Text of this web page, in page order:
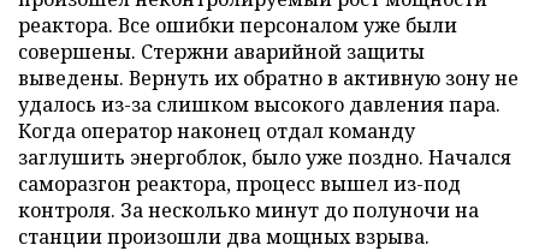
реактора. Все ошибки персоналом уже были
совершены. Стержни аварийной защиты
выведены. Вернуть их обратно в активную зону не
удалось из-за слишком высокого давления пара.
Когда оператор наконец отдал команду
заглушить энергоблок, было уже поздно. Начался
саморазгон реактора, процесс вышел из-под
контроля. За несколько минут до полуночи на
станции произошли два мощных взрыва.